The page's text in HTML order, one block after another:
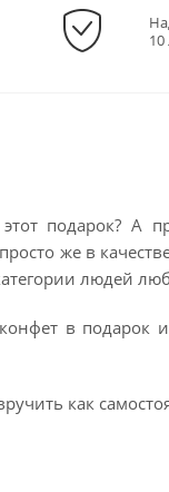
подарок? А
же в
людей
в подарок
как